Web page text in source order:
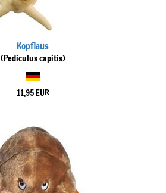
Kopflaus
(Pediculus capitis)
11,95 EUR